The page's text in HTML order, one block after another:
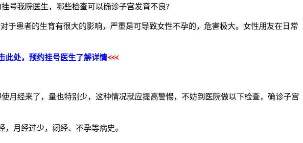
号我院医生，哪些检查可以确诊子宫发育不良?
患者的生育有很大的影响，严重是可导致女性不孕的，危害极大。女性朋友在日常
此处，预约挂号医生了解详情
经来了，量也特别少，这种情况就应提高警惕，不妨到医院做以下检查，确诊子宫
月经过少，闭经、不孕等病史。